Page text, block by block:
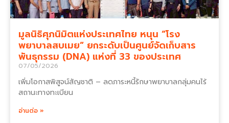
มูลนิธิศุภนิมิตแห่งประเทศไทย หนุน “โรง
พยาบาลสบเมย” ยกระดับเป็นศูนย์จัดเก็บสาร
พันธุกรรม (DNA) แห่งที่ 33 ของประเทศ
07/05/2026
เพิ่มโอกาสพิสูจน์สัญชาติ – ลดภาระหนี้รักษาพยาบาลกลุ่มคนไร้
สถานะทางทะเบียน
อ่านต่อ »